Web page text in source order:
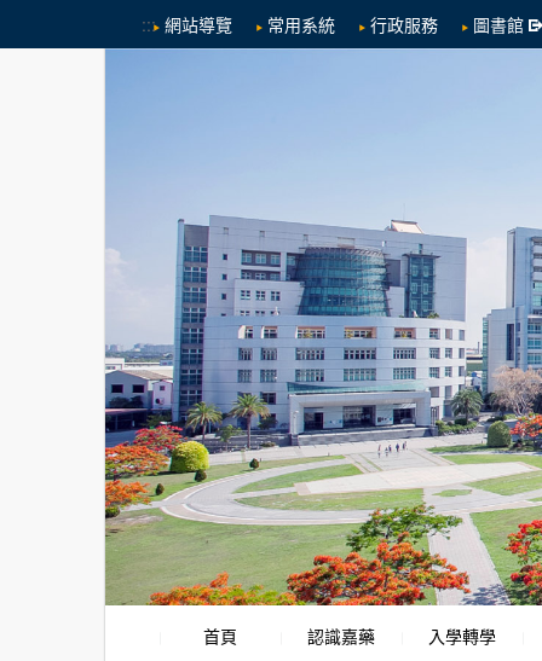
跳到中央內容區塊::: 網站導覽 常用系統 行政服務 圖書館
首頁 認識嘉藥 入學轉學